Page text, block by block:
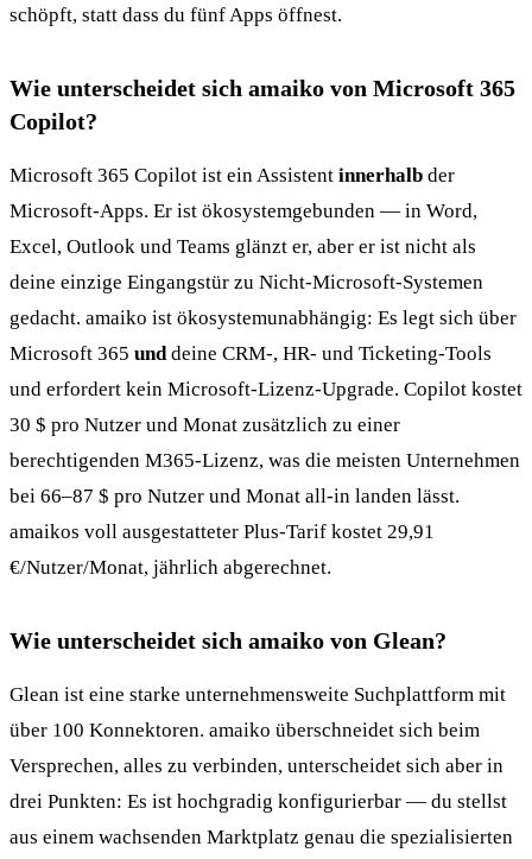
schöpft, statt dass du fünf Apps öffnest.
Wie unterscheidet sich amaiko von Microsoft 365
Copilot?
Microsoft 365 Copilot ist ein Assistent innerhalb der
Microsoft-Apps. Er ist ökosystemgebunden — in Word,
Excel, Outlook und Teams glänzt er, aber er ist nicht als
deine einzige Eingangstür zu Nicht-Microsoft-Systemen
gedacht. amaiko ist ökosystemunabhängig: Es legt sich über
Microsoft 365 unddeine CRM-, HR- und Ticketing-Tools
und erfordert kein Microsoft-Lizenz-Upgrade. Copilot kostet
30 $ pro Nutzer und Monat zusätzlich zu einer
berechtigenden M365-Lizenz, was die meisten Unternehmen
bei 66–87 $ pro Nutzer und Monat all-in landen lässt.
amaikos voll ausgestatteter Plus-Tarif kostet 29,91
€/Nutzer/Monat, jährlich abgerechnet.
Wie unterscheidet sich amaiko von Glean?
Glean ist eine starke unternehmensweite Suchplattform mit
über 100 Konnektoren. amaiko überschneidet sich beim
Versprechen, alles zu verbinden, unterscheidet sich aber in
drei Punkten: Es ist hochgradig konfigurierbar — du stellst
aus einem wachsenden Marktplatz genau die spezialisierten